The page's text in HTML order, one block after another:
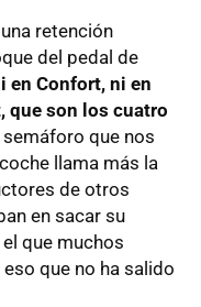
retención
del pedal de
en Confort, ni en
que son los cuatro
semáforo que nos
llama más la
de otros
en sacar su
que muchos
que no ha salido